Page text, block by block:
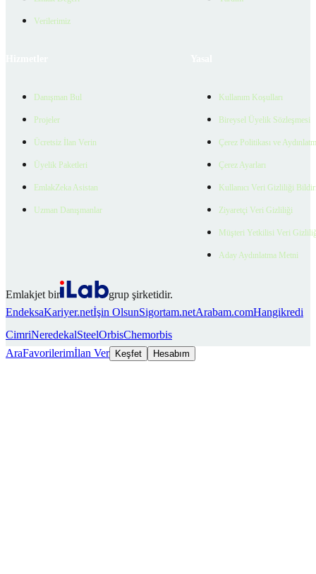
Verilerimiz
Danışman Bul
Projeler
Ücretsiz İlan Verin
Üyelik Paketleri
EmlakZeka Asistan
Uzman Danışmanlar
Kullanım Koşulları
Bireysel Üyelik Sözleşmesi
Çerez Politikası ve
Çerez Ayarları
Kullanıcı Veri Gizliliği
Ziyaretçi Veri Gizliliği
Müşteri Yetkilisi Veri
Aday Aydınlatma Metni
Emlakjet bir
grup şirketidir.
EndeksaKariyer.netİşin OlsunSigortam.netArabam.comHangikredi
CimriNeredekalSteelOrbisChemorbis
AraFavorilerimİlan Ver Keşfet Hesabım